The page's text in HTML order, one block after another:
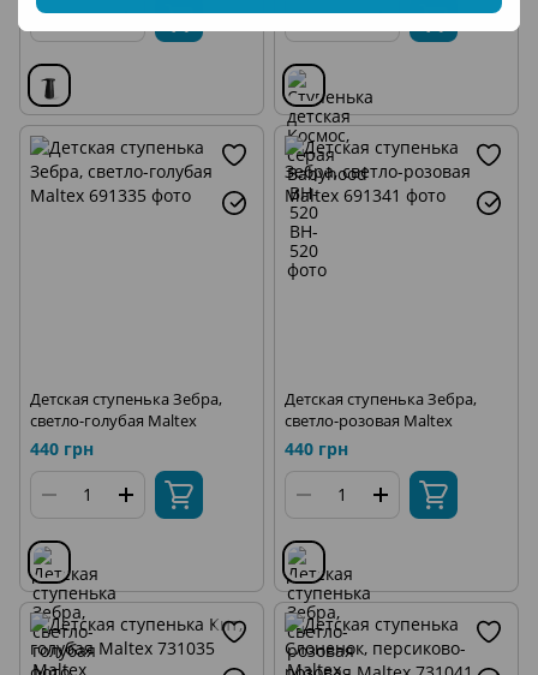
Детская ступенька Зебра,
светло-голубая Maltex
440 грн
Детская ступенька Зебра,
светло-розовая Maltex
440 грн